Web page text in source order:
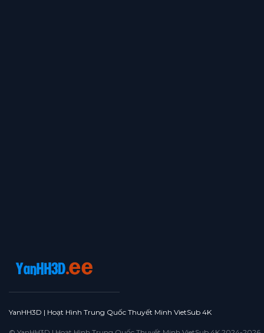
YanHH3D | Hoạt Hình Trung Quốc Thuyết Minh VietSub 4K